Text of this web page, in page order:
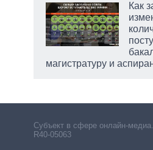
Как
магистратуру и
Субъект в сфере онлайн-
R40-05063